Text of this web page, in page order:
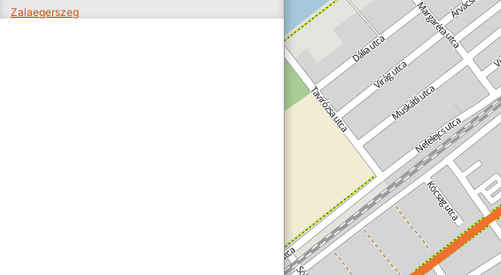
Zalaegerszeg